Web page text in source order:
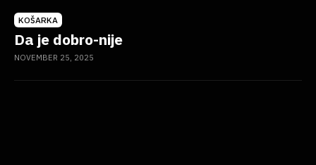
KOŠARKA
Da je dobro-nije
NOVEMBER 25, 2025